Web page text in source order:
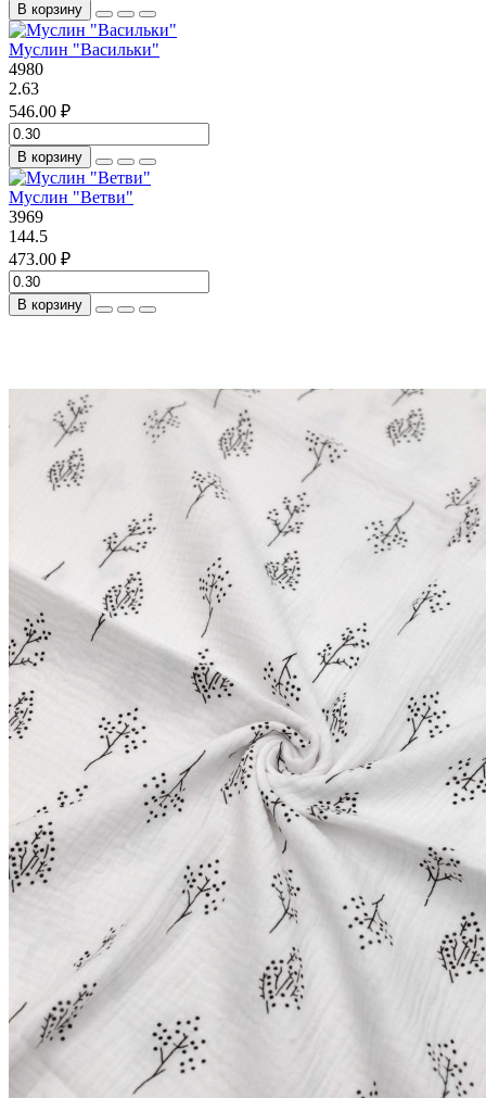
В корзину
Муслин "Васильки"
4980
2.63
546.00 ₽
В корзину
Муслин "Ветви"
3969
144.5
473.00 ₽
В корзину